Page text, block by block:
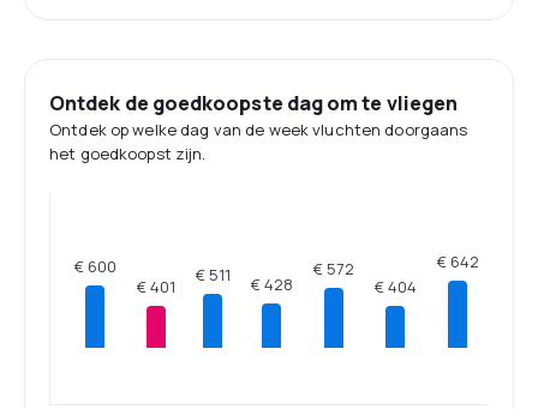
Ontdek de goedkoopste dag om te vliegen
Ontdek op welke dag van de week vluchten doorgaans
het goedkoopst zijn.
€ 600
€ 401
€ 511 € 428
€ 572
€ 404
€ 642